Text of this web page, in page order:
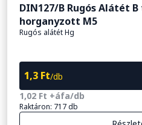
DIN127/B Rugós Alátét
horganyzott M5
Rugós alátét Hg
1,3 Ft/db
1,02 Ft +áfa/db
Raktáron: 717 db